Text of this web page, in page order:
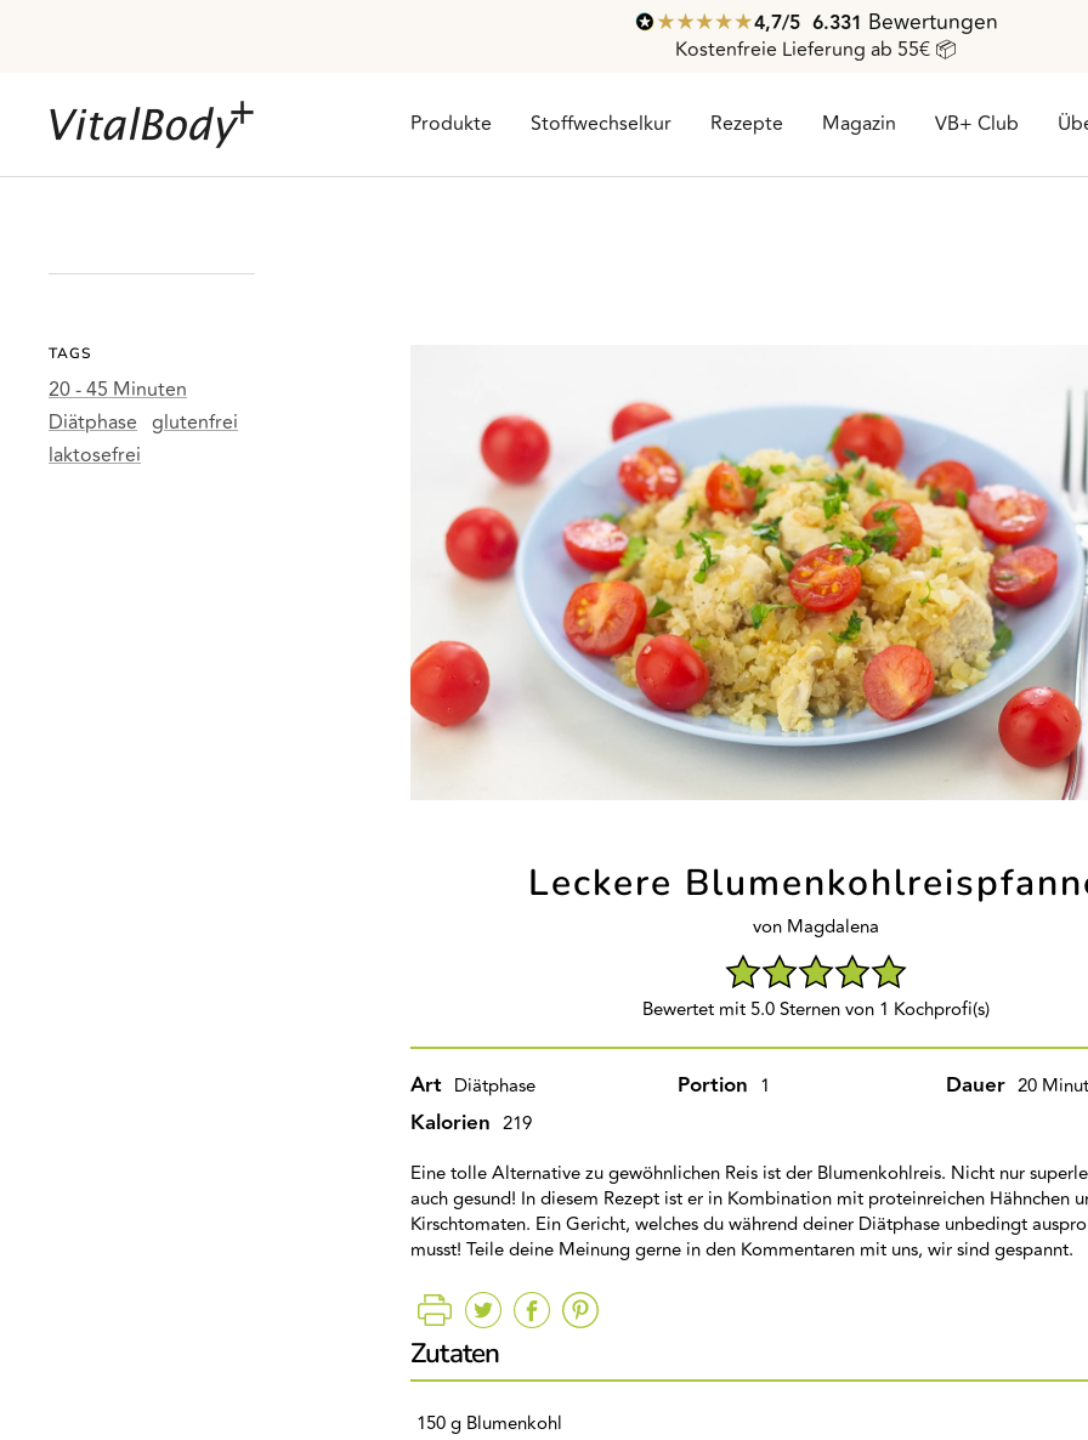
4,7/ 5 6.331 Bewertungen
Kostenfreie Lieferung ab 55€ 📦
Produkte Stoffwechselkur Rezepte Magazin VB+ Club
VitalBodyPLUS.de
TAGS
20 - 45 Minuten
Diätphase glutenfrei
laktosefrei
Leckere
von Magdalena
Bewertet mit 5.0 Sternen von 1 Kochprofi(s)
Art Diätphase Portion 1 Dauer 20
Kalorien 219
Eine tolle Alternative zu gewöhnlichen Reis ist der Blumenkohlreis. Nicht nur
auch gesund! In diesem Rezept ist er in Kombination mit proteinreichen Hähnchen
Kirschtomaten. Ein Gericht, welches du während deiner Diätphase unbedingt
musst! Teile deine Meinung gerne in den Kommentaren mit uns, wir sind gespannt.
Zutaten
150 g Blumenkohl